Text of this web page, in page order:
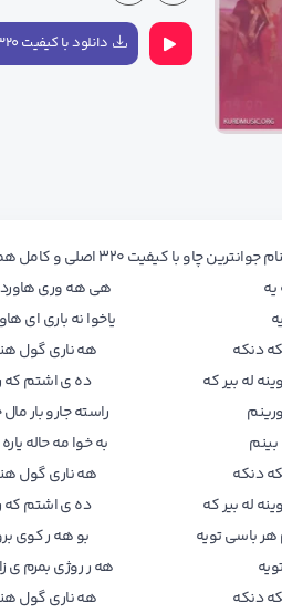
دانلود با کیفیت ۳۲۰
۳۲۰ اصلی و کامل همراه با شعر اهنگ
په یه هی هه وری هاوردی
له ره یه یاخوا نه باری ای هاوار
دنکه دنکه هه ناری گول هناری
دوینه له بیر که ده ی اشتم که ره
ئه تورینم راسته جارو بار مال
لی بینم به خوا مه حاله یاره
دنکه دنکه هه ناری گول هناری
دوینه له بیر که ده ی اشتم که ره
م هر باسی تویه بو هه ر کوی بروم
تویه هه ر روژی بمرم ی زالم
دنکه دنکه هه ناری گول هناری